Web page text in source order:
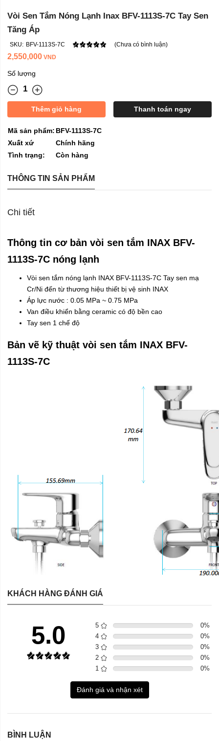
Vòi Sen Tắm Nóng Lạnh Inax BFV-1113S-7C Tay Sen
Tăng Áp
SKU: BFV-1113S-7C (Chưa có bình luận)
2,550,000 VND
Số lượng
Thêm giỏ hàng Thanh toán ngay
Mã sản phẩm: BFV-1113S-7C
Xuất xứ
Chính hãng
Tình trạng:
Còn hàng
THÔNG TIN SẢN PHẨM
Chi tiết
Thông tin cơ bản vòi sen tắm INAX BFV-
1113S-7C nóng lạnh
Vòi sen tắm nóng lạnh INAX BFV-1113S-7C Tay sen mạ
Cr/Ni đến từ thương hiệu thiết bị vệ sinh INAX
Áp lực nước : 0.05 MPa ~ 0.75 MPa
Van điều khiển bằng ceramic có độ bền cao
Tay sen 1 chế độ
Bản vẽ kỹ thuật vòi sen tắm INAX BFV-
1113S-7C
KHÁCH HÀNG ĐÁNH GIÁ
5.0 5 0%
4
0%
3
0%
2
0%
1
0%
Đánh giá và nhận xét
BÌNH LUẬN